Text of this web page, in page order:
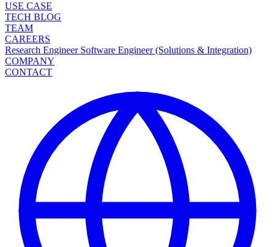
USE CASE
TECH BLOG
TEAM
CAREERS
Research Engineer Software Engineer (Solutions & Integration)
COMPANY
CONTACT